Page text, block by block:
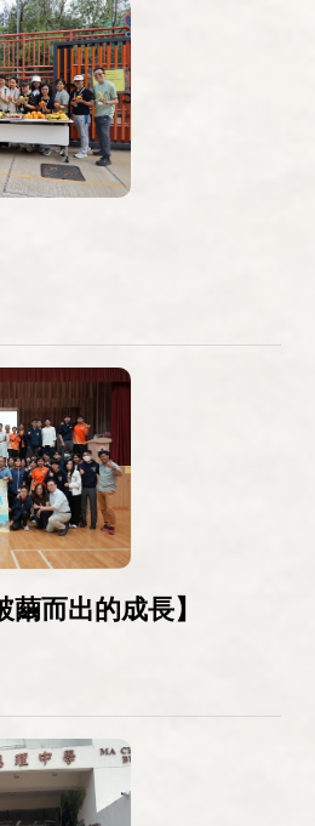
繭而出的成長】